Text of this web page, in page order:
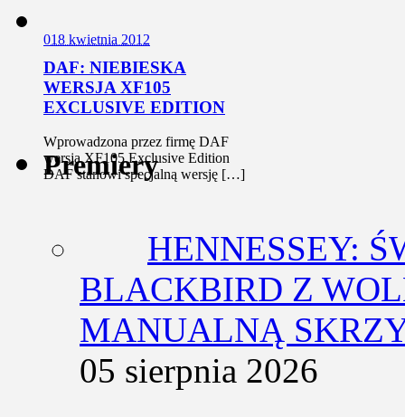
018 kwietnia 2012
DAF: NIEBIESKA
WERSJA XF105
EXCLUSIVE EDITION
Wprowadzona przez firmę DAF
wersja XF105 Exclusive Edition
DAF stanowi specjalną wersję […]
Premiery
HENNESSEY:
BLACKBIRD Z
MANUALNĄ
05 sierpnia 2026